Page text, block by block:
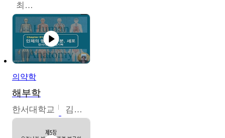
최소은
의약학
해부학
한서대학교 김기복